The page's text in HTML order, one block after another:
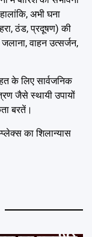
अभी घना
ठंड, प्रदूषण) की
वाहन उत्सर्जन,
के लिए सार्वजनिक
जैसे स्थायी उपायों
बरतें।
का शिलान्यास